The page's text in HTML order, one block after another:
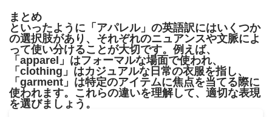
まとめ
といったように「アパレル」の英語訳にはいくつか
の選択肢があり、それぞれのニュアンスや文脈によ
って使い分けることが大切です。例えば、
「apparel」はフォーマルな場面で使われ、
「clothing」はカジュアルな日常の衣服を指し、
「garment」は特定のアイテムに焦点を当てる際に
使われます。これらの違いを理解して、適切な表現
を選びましょう。